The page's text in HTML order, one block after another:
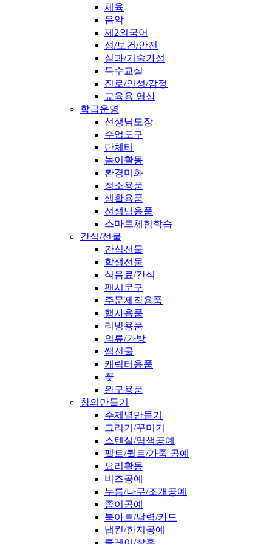
체육
음악
제2외국어
성/보건/안전
실과/기술가정
특수교실
진로/인성/감정
교육용 영상
학급운영
선생님도장
수업도구
단체티
놀이활동
환경미화
청소용품
생활용품
선생님용품
스마트체험학습
간식/선물
간식선물
학생선물
식음료/간식
팬시문구
주문제작용품
행사용품
리빙용품
의류/가방
쌤선물
캐릭터용품
꽃
완구용품
창의만들기
주제별만들기
그리기/꾸미기
스텐실/염색공예
펠트/퀼트/가죽 공예
요리활동
비즈공예
누름/나무/조개공예
종이공예
북아트/달력/카드
냅킨/한지공예